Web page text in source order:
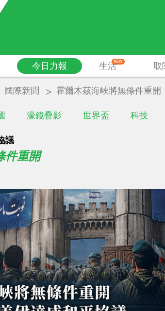
今日力報
濠鏡疊影 世界盃 科技
生活NEW 取
國際新聞 霍爾木茲海峽將無條件重開
議
件重開